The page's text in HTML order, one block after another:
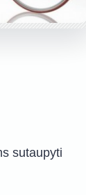
sutaupyti